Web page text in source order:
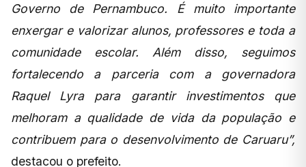
Governo de Pernambuco. É muito importante
enxergar e valorizar alunos, professores e toda a
comunidade escolar. Além disso, seguimos
fortalecendo a parceria com a governadora
Raquel Lyra para garantir investimentos que
melhoram a qualidade de vida da população e
contribuem para o desenvolvimento de Caruaru”,
destacou o prefeito.